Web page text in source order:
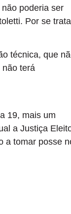
poderia ser
Por se
técnica, que
não terá
19, mais um
a Justiça
a tomar posse